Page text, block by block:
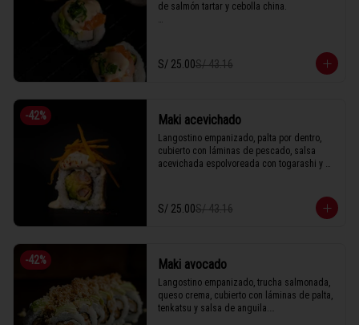
de salmón tartar y cebolla china.
1 Tabla (10 unidades)
S/ 25.00S/ 43.16
-42% Maki acevichado
Langostino empanizado, palta por dentro,
cubierto con láminas de pescado, salsa
acevichada espolvoreada con togarashi y
S/ 25.00S/ 43.16
-42% Maki avocado
Langostino empanizado, trucha salmonada,
queso crema, cubierto con láminas de palta,
tenkatsu y salsa de anguila.